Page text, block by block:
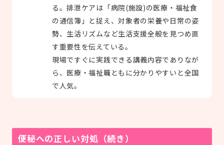
る。排泄ケアは「病院(施設)の医療・福祉食
の通信簿」と捉え、対象者の栄養や日常の姿
勢、生活リズムなど生活支援全般を見つめ直
す重要性を伝えている。
現場ですぐに実践できる講義内容でありなが
ら、医療・福祉職ともに分かりやすいと全国
で人気。
便秘への正しい対処（続き）